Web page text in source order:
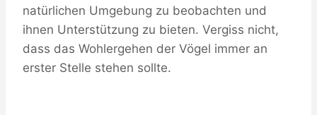
natürlichen Umgebung zu beobachten und
ihnen Unterstützung zu bieten. Vergiss nicht,
dass das Wohlergehen der Vögel immer an
erster Stelle stehen sollte.